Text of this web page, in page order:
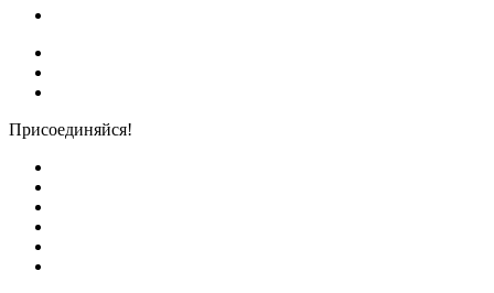
Присоединяйся!